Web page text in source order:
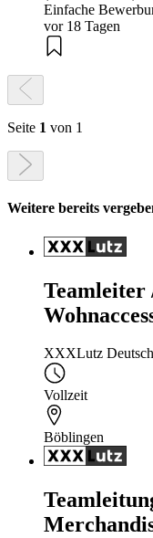
Einfache
vor 18 Tagen
Seite 1 von 1
Weitere bereits
Teamleiter
XXXLutz
Vollzeit
Böblingen